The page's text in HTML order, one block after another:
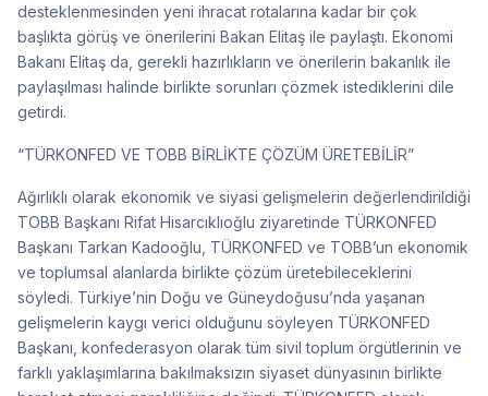
desteklenmesinden yeni ihracat rotalarına kadar bir çok
başlıkta görüş ve önerilerini Bakan Elitaş ile paylaştı. Ekonomi
Bakanı Elitaş da, gerekli hazırlıkların ve önerilerin bakanlık ile
paylaşılması halinde birlikte sorunları çözmek istediklerini dile
getirdi.
“TÜRKONFED VE TOBB BİRLİKTE ÇÖZÜM ÜRETEBİLİR”
Ağırlıklı olarak ekonomik ve siyasi gelişmelerin değerlendirildiği
TOBB Başkanı Rifat Hisarcıklıoğlu ziyaretinde TÜRKONFED
Başkanı Tarkan Kadooğlu, TÜRKONFED ve TOBB’un ekonomik
ve toplumsal alanlarda birlikte çözüm üretebileceklerini
söyledi. Türkiye’nin Doğu ve Güneydoğusu’nda yaşanan
gelişmelerin kaygı verici olduğunu söyleyen TÜRKONFED
Başkanı, konfederasyon olarak tüm sivil toplum örgütlerinin ve
farklı yaklaşımlarına bakılmaksızın siyaset dünyasının birlikte